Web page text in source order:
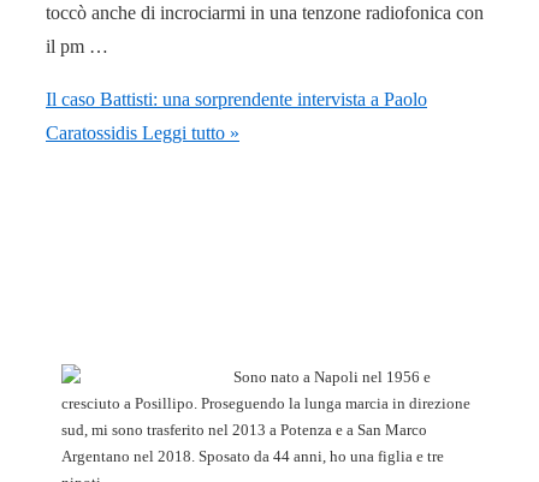
toccò anche di incrociarmi in una tenzone radiofonica con
il pm …
Il caso Battisti: una sorprendente intervista a Paolo
Caratossidis Leggi tutto »
Sono nato a Napoli nel 1956 e
cresciuto a Posillipo. Proseguendo la lunga marcia in direzione
sud, mi sono trasferito nel 2013 a Potenza e a San Marco
Argentano nel 2018. Sposato da 44 anni, ho una figlia e tre